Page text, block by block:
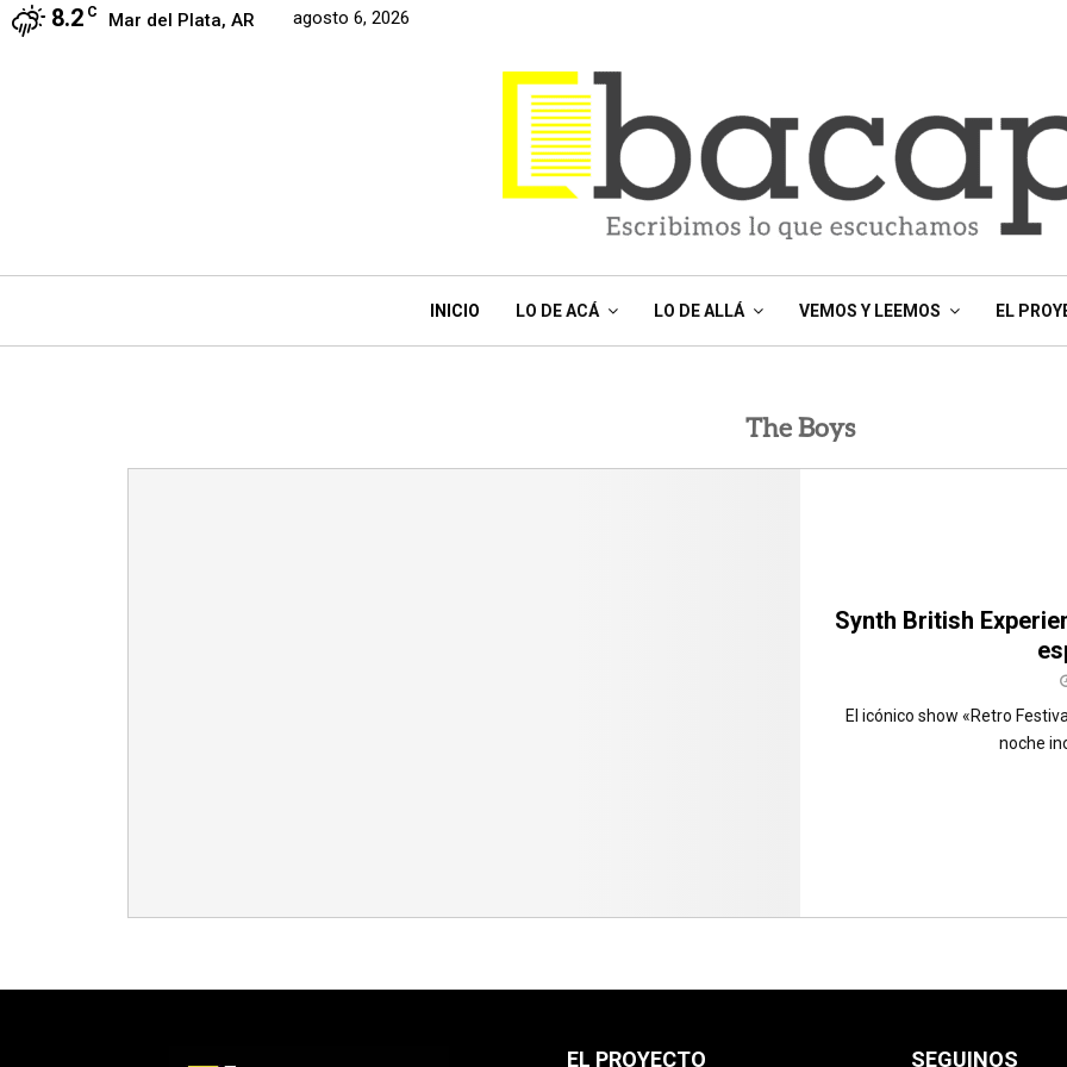
8.2 C Mar del Plata, AR agosto 6, 2026
INICIO LO DE ACÁ LO DE ALLÁ VEMOS Y LEEMOS EL
The Boys
Synth British
El icónico show «Retro
noche
EL PROYECTO SEGUINOS